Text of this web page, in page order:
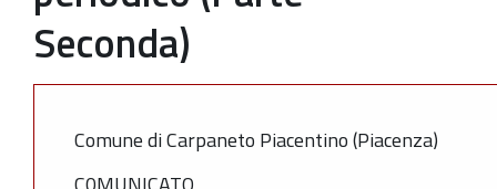
Seconda)
Comune di Carpaneto Piacentino (Piacenza)